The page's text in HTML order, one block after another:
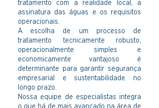
tratamento com a realidade local, a
assinatura das águas e os requisitos
operacionais.
A escolha de um processo de
tratamento tecnicamente robusto,
operacionalmente simples e
economicamente vantajoso é
determinante para garantir segurança
empresarial e sustentabilidade no
longo prazo.
Nossa equipe de especialistas integra
o que há de mais avançado na área de